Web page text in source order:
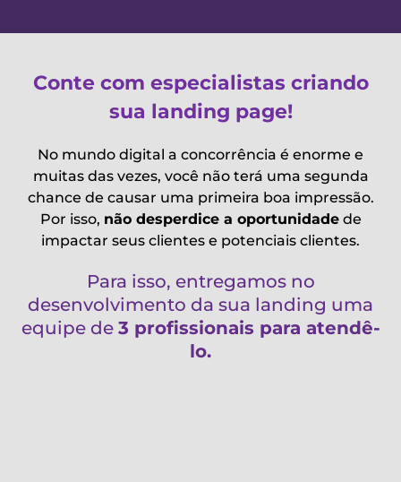
Conte com especialistas criando
sua landing page!
No mundo digital a concorrência é enorme e
muitas das vezes, você não terá uma segunda
chance de causar uma primeira boa impressão.
Por isso, não desperdice a oportunidadede
impactar seus clientes e potenciais clientes.
Para isso, entregamos no
desenvolvimento da sua landing uma
equipe de 3 profissionais para atendê-
lo.